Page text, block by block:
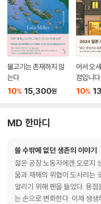
물고기는 존재하지 않
는다
10% 15,300원
어서 오
점입니다
10%
MD 한마디
쓸 수밖에 없던 생존의 이야기
젊은 공장 노동자에겐 오로지
움과 재해의 위협이 도사리는
알리기 위해 펜을 들었다. 용
는 손으로 변화한다. 이제 생